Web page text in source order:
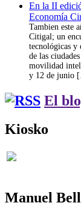
En la II
Economía
Tambien este
Citigal; un
tecnológicas y
de las
movilidad
y 12 de junio
El
Kiosko
Manuel